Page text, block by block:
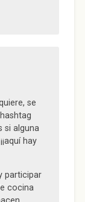
se
si alguna
hay
participar
cocina